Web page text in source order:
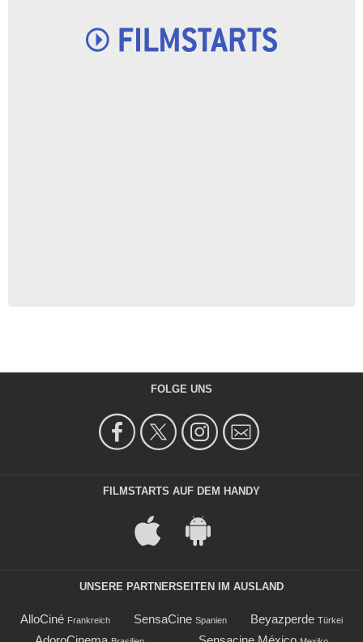
FOLGE UNS
FILMSTARTS AUF DEM HANDY
UNSERE PARTNERSEITEN IM AUSLAND
AlloCiné Frankreich SensaCine Spanien Beyazperde Türkei